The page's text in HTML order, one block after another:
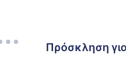
Πρόσκληση